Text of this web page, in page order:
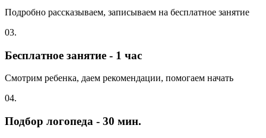
Подробно рассказываем, записываем на бесплатное занятие
03.
Бесплатное занятие - 1 час
Смотрим ребенка, даем рекомендации, помогаем начать
04.
Подбор логопеда - 30 мин.